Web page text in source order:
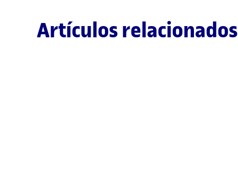
Artículos relacionados